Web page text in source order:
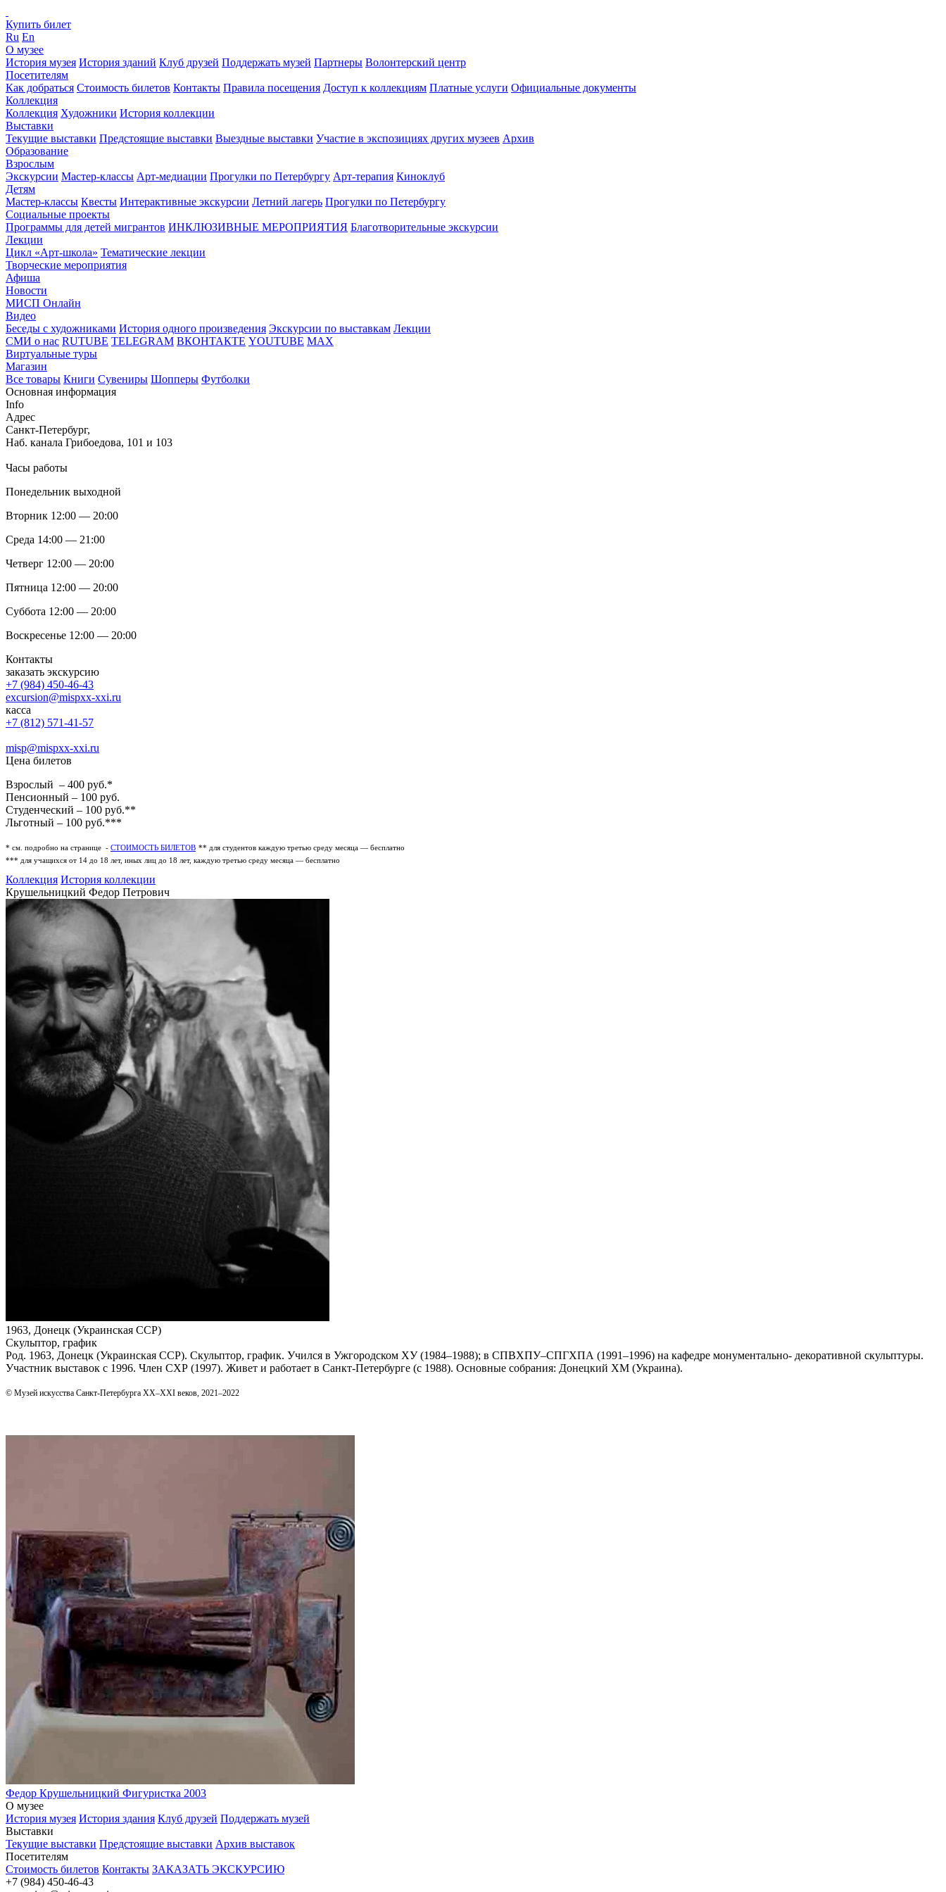
Купить билет
Ru En
О музее
История музея История зданий Клуб друзей Поддержать музей Партнеры Волонтерский центр
Посетителям
Как добраться Стоимость билетов Контакты Правила посещения Доступ к коллекциям Платные услуги Официальные документы
Коллекция
Коллекция Художники История коллекции
Выставки
Текущие выставки Предстоящие выставки Выездные выставки Участие в экспозициях других музеев Архив
Образование
Взрослым
Экскурсии Мастер-классы Арт-медиации Прогулки по Петербургу Арт-терапия Киноклуб
Детям
Мастер-классы Квесты Интерактивные экскурсии Летний лагерь Прогулки по Петербургу
Социальные проекты
Программы для детей мигрантов ИНКЛЮЗИВНЫЕ МЕРОПРИЯТИЯ Благотворительные экскурсии
Лекции
Цикл «Арт-школа» Тематические лекции
Творческие мероприятия
Афиша
Новости
МИСП Онлайн
Видео
Беседы с художниками История одного произведения Экскурсии по выставкам Лекции
СМИ о нас RUTUBE TELEGRAM ВКОНТАКТЕ YOUTUBE MAX
Виртуальные туры
Магазин
Все товары Книги Сувениры Шопперы Футболки
Основная информация
Info
Адрес
Санкт-Петербург,
Наб. канала Грибоедова, 101 и 103
Часы работы
Понедельник выходной
Вторник 12:00 — 20:00
Среда 14:00 — 21:00
Четверг 12:00 — 20:00
Пятница 12:00 — 20:00
Суббота 12:00 — 20:00
Воскресенье 12:00 — 20:00
Контакты
заказать экскурсию
+7 (984) 450-46-43
excursion@mispxx-xxi.ru
касса
+7 (812) 571-41-57
misp@mispxx-xxi.ru
Цена билетов
Взрослый – 400 руб.*
Пенсионный – 100 руб.
Студенческий – 100 руб.**
Льготный – 100 руб.***
* см. подробно на странице - СТОИМОСТЬ БИЛЕТОВ ** для студентов каждую третью среду месяца — бесплатно
*** для учащихся от 14 до 18 лет, иных лиц до 18 лет, каждую третью среду месяца — бесплатно
Коллекция История коллекции
Крушельницкий Федор Петрович
1963, Донецк (Украинская ССР)
Скульптор, график
Род. 1963, Донецк (Украинская ССР). Скульптор, график. Учился в Ужгородском ХУ (1984–1988); в СПВХПУ–СПГХПА (1991–1996) на кафедре монументально- декоративной скульптуры.
Участник выставок с 1996. Член СХР (1997). Живет и работает в Санкт‑Петербурге (с 1988). Основные собрания: Донецкий ХМ (Украина).
© Музей искусства Санкт-Петербурга XX–XXI веков, 2021–2022
Федор Крушельницкий Фигуристка 2003
О музее
История музея История здания Клуб друзей Поддержать музей
Выставки
Текущие выставки Предстоящие выставки Архив выставок
Посетителям
Стоимость билетов Контакты ЗАКАЗАТЬ ЭКСКУРСИЮ
+7 (984) 450-46-43